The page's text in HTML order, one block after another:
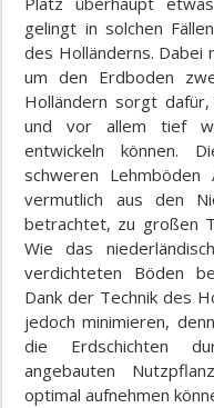
gelingt in solchen
des Holländerns. Dabei
um den Erdboden
Holländern sorgt
und vor allem tief
entwickeln können.
schweren
vermutlich aus den
betrachtet, zu großen
Wie das
verdichteten Böden
Dank der Technik des
jedoch minimieren,
die Erdschichten
angebauten
optimal aufnehmen